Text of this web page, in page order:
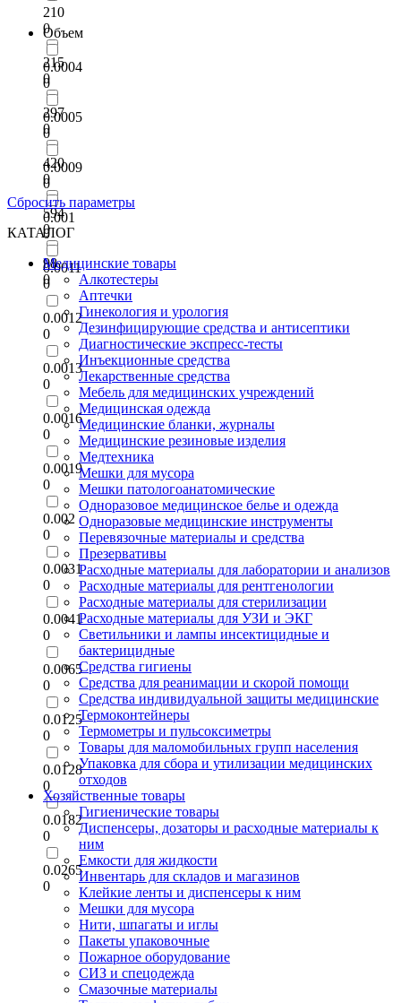
210
0
215
0
297
0
420
0
594
0
98
0
Объем
0.0004
0
0.0005
0
0.0009
0
0.001
0
0.0011
0
0.0012
0
0.0013
0
0.0016
0
0.0019
0
0.002
0
0.0031
0
0.0041
0
0.0065
0
0.0125
0
0.0128
0
0.0182
0
0.0265
0
Сбросить параметры
КАТАЛОГ
Медицинские товары
Алкотестеры
Аптечки
Гинекология и урология
Дезинфицирующие средства и антисептики
Диагностические экспресс-тесты
Инъекционные средства
Лекарственные средства
Мебель для медицинских учреждений
Медицинская одежда
Медицинские бланки, журналы
Медицинские резиновые изделия
Медтехника
Мешки для мусора
Мешки патологоанатомические
Одноразовое медицинское белье и одежда
Одноразовые медицинские инструменты
Перевязочные материалы и средства
Презервативы
Расходные материалы для лаборатории и анализов
Расходные материалы для рентгенологии
Расходные материалы для стерилизации
Расходные материалы для УЗИ и ЭКГ
Светильники и лампы инсектицидные и
бактерицидные
Средства гигиены
Средства для реанимации и скорой помощи
Средства индивидуальной защиты медицинские
Термоконтейнеры
Термометры и пульсоксиметры
Товары для маломобильных групп населения
Упаковка для сбора и утилизации медицинских
отходов
Хозяйственные товары
Гигиенические товары
Диспенсеры, дозаторы и расходные материалы к
ним
Емкости для жидкости
Инвентарь для складов и магазинов
Клейкие ленты и диспенсеры к ним
Мешки для мусора
Нити, шпагаты и иглы
Пакеты упаковочные
Пожарное оборудование
СИЗ и спецодежда
Смазочные материалы